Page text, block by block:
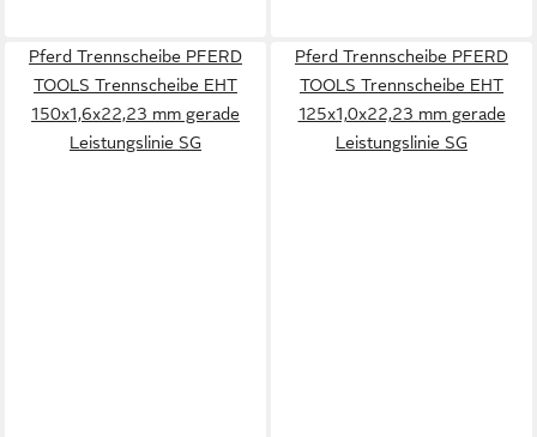
Pferd Trennscheibe PFERD
TOOLS Trennscheibe EHT
150x1,6x22,23 mm gerade
Leistungslinie SG
Pferd Trennscheibe PFERD
TOOLS Trennscheibe EHT
125x1,0x22,23 mm gerade
Leistungslinie SG